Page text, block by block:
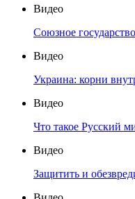
Видео
Союзное
Видео
Украина: корни
Видео
Что такое Русский
Видео
Защитить и